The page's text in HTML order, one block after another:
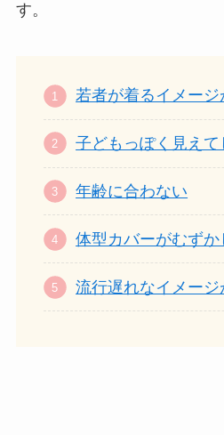
す。
若者が着るイメージ
子どもっぽく見えて
年齢に合わない
体型カバーがむずか
流行遅れなイメージ